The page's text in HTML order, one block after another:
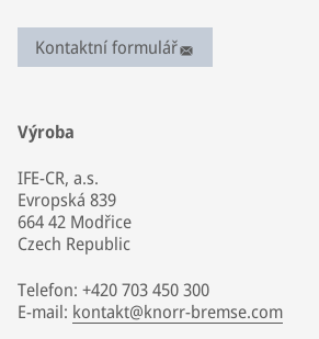
Kontaktní formulář
Výroba
IFE-CR, a.s.
Evropská 839
664 42 Modřice
Czech Republic
Telefon: +420 703 450 300
E-mail: kontakt@knorr-bremse.com